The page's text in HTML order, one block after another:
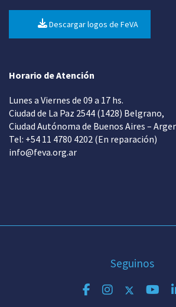
Descargar logos de FeVA
Horario de Atención
Lunes a Viernes de 09 a 17 hs.
Ciudad de La Paz 2544 (1428) Belgrano,
Ciudad Autónoma de Buenos Aires –
Tel: +54 11 4780 4202 (En reparación)
info@feva.org.ar
Seguinos